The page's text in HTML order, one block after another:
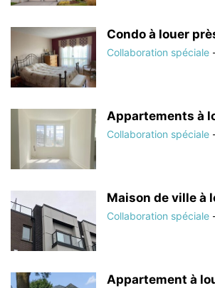
Condo à louer
Collaboration spéciale
Appartements à
Collaboration spéciale
Maison de ville à
Collaboration spéciale
Appartement à